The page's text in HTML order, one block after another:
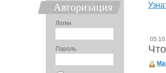
Авторизация
Логин
Пароль